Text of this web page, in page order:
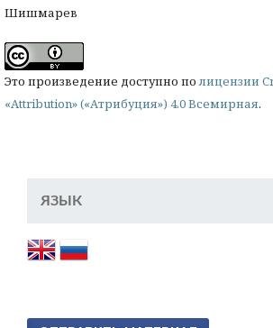
Шишмарев
Это произведение доступно полицензии
«Attribution» («Атрибуция») 4.0 Всемирная.
ЯЗЫК